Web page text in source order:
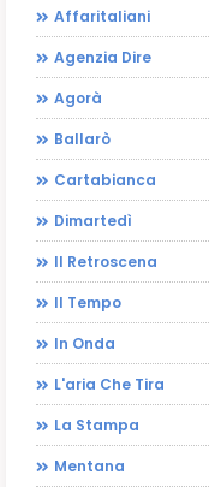
Affaritaliani
Agenzia Dire
Agorà
Ballarò
Cartabianca
Dimartedì
Il Retroscena
Il Tempo
In Onda
L'aria Che Tira
La Stampa
Mentana